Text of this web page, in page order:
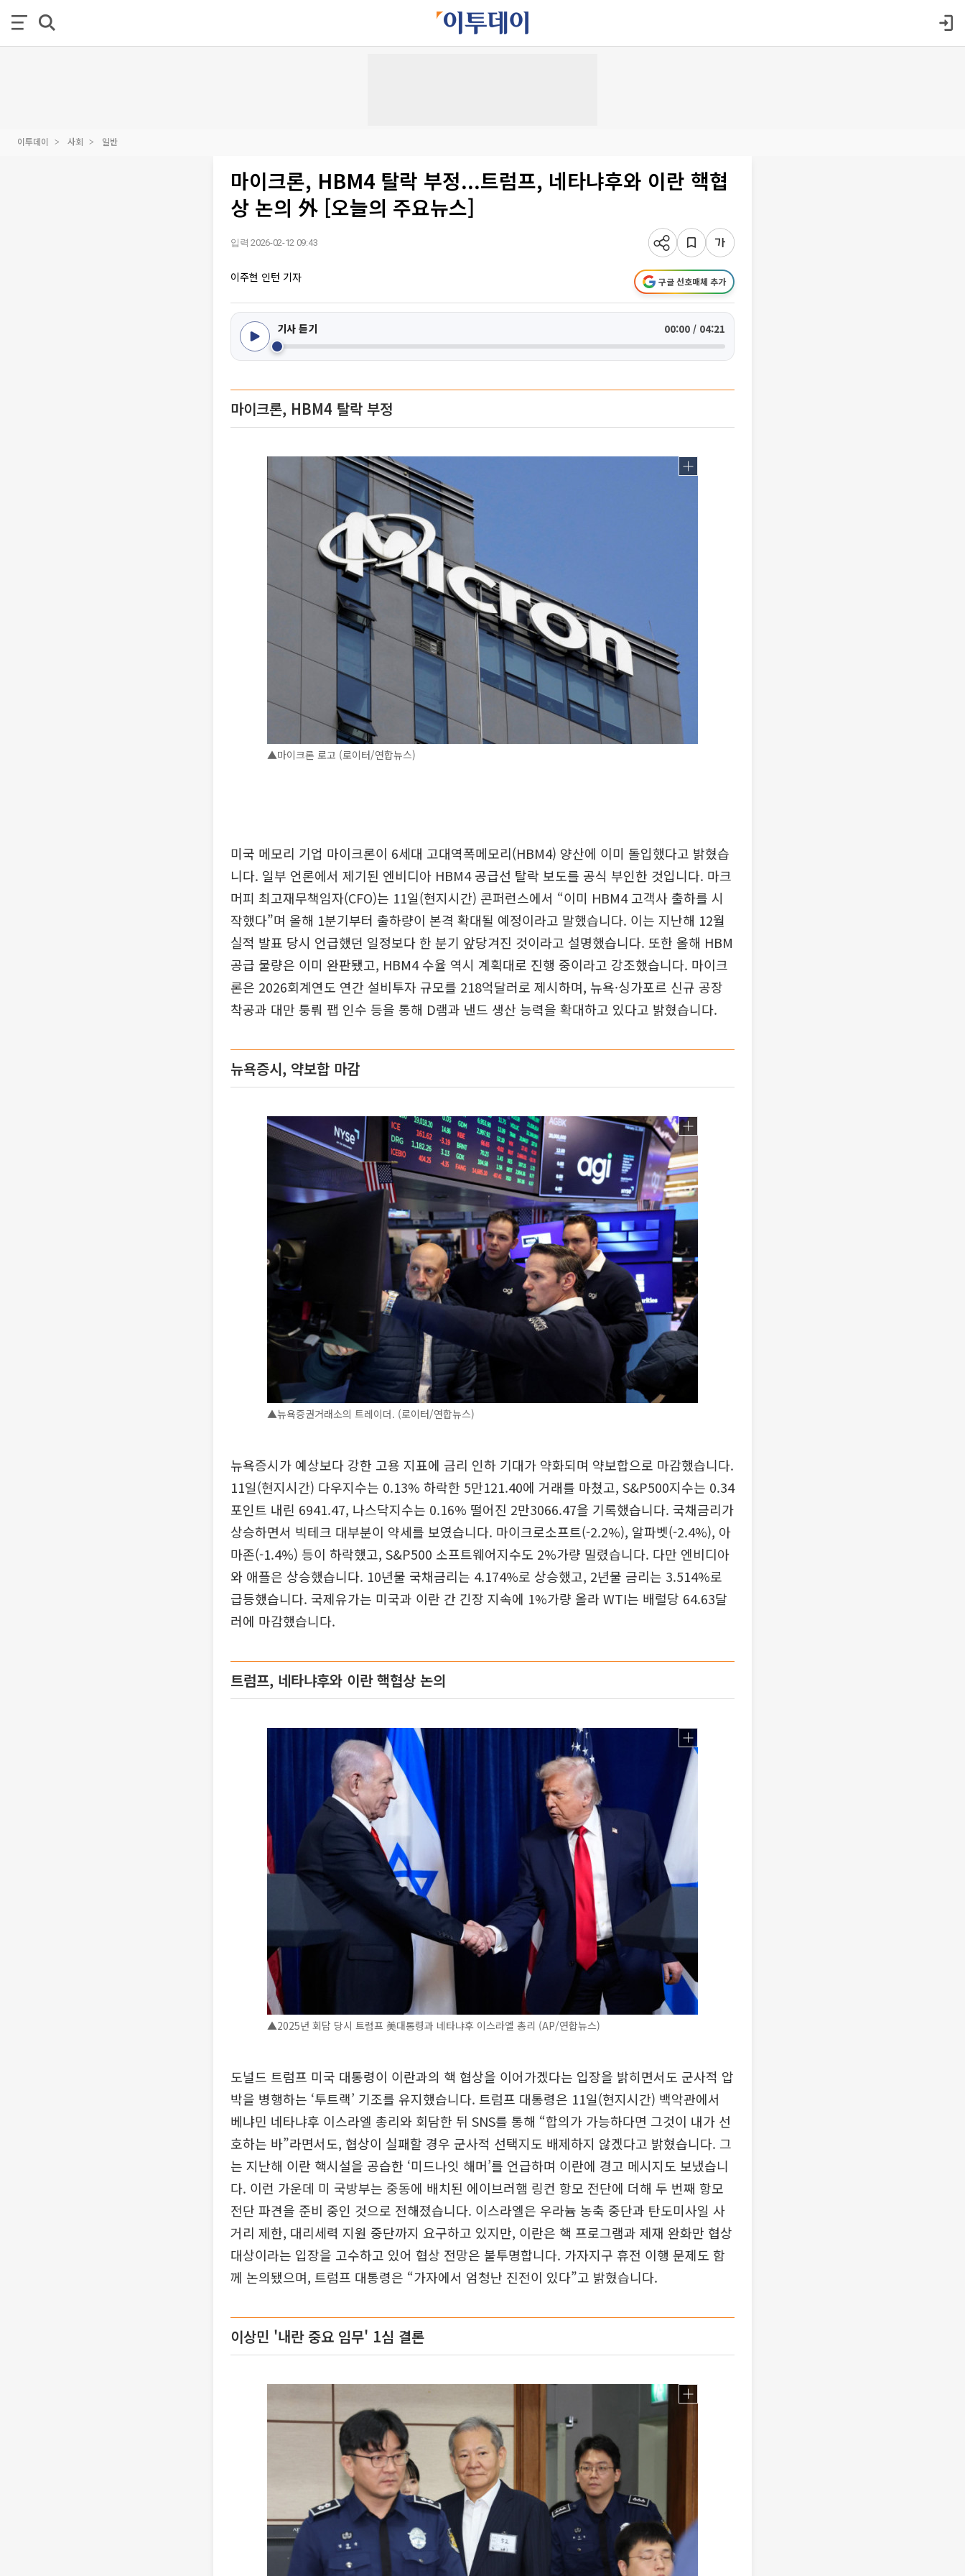
이투데이 사회 일반
마이크론, HBM4 탈락 부정...트럼프, 네타냐후와 이란 핵협
상 논의 外 [오늘의 주요뉴스]
입력 2026-02-12 09:43
이주현 인턴 기자 구글 선호매체 추가
기사 듣기 00:00 / 04:21
마이크론, HBM4 탈락 부정
▲마이크론 로고 (로이터/연합뉴스)
미국 메모리 기업 마이크론이 6세대 고대역폭메모리(HBM4) 양산에 이미 돌입했다고 밝혔습
니다. 일부 언론에서 제기된 엔비디아 HBM4 공급선 탈락 보도를 공식 부인한 것입니다. 마크
머피 최고재무책임자(CFO)는 11일(현지시간) 콘퍼런스에서 “이미 HBM4 고객사 출하를 시
작했다”며 올해 1분기부터 출하량이 본격 확대될 예정이라고 말했습니다. 이는 지난해 12월
실적 발표 당시 언급했던 일정보다 한 분기 앞당겨진 것이라고 설명했습니다. 또한 올해 HBM
공급 물량은 이미 완판됐고, HBM4 수율 역시 계획대로 진행 중이라고 강조했습니다. 마이크
론은 2026회계연도 연간 설비투자 규모를 218억달러로 제시하며, 뉴욕·싱가포르 신규 공장
착공과 대만 퉁뤄 팹 인수 등을 통해 D램과 낸드 생산 능력을 확대하고 있다고 밝혔습니다.
뉴욕증시, 약보합 마감
▲뉴욕증권거래소의 트레이더. (로이터/연합뉴스)
뉴욕증시가 예상보다 강한 고용 지표에 금리 인하 기대가 약화되며 약보합으로 마감했습니다.
11일(현지시간) 다우지수는 0.13% 하락한 5만121.40에 거래를 마쳤고, S&P500지수는 0.34
포인트 내린 6941.47, 나스닥지수는 0.16% 떨어진 2만3066.47을 기록했습니다. 국채금리가
상승하면서 빅테크 대부분이 약세를 보였습니다. 마이크로소프트(-2.2%), 알파벳(-2.4%), 아
마존(-1.4%) 등이 하락했고, S&P500 소프트웨어지수도 2%가량 밀렸습니다. 다만 엔비디아
와 애플은 상승했습니다. 10년물 국채금리는 4.174%로 상승했고, 2년물 금리는 3.514%로
급등했습니다. 국제유가는 미국과 이란 간 긴장 지속에 1%가량 올라 WTI는 배럴당 64.63달
러에 마감했습니다.
트럼프, 네타냐후와 이란 핵협상 논의
▲2025년 회담 당시 트럼프 美대통령과 네타냐후 이스라엘 총리 (AP/연합뉴스)
도널드 트럼프 미국 대통령이 이란과의 핵 협상을 이어가겠다는 입장을 밝히면서도 군사적 압
박을 병행하는 ‘투트랙’ 기조를 유지했습니다. 트럼프 대통령은 11일(현지시간) 백악관에서
베냐민 네타냐후 이스라엘 총리와 회담한 뒤 SNS를 통해 “합의가 가능하다면 그것이 내가 선
호하는 바”라면서도, 협상이 실패할 경우 군사적 선택지도 배제하지 않겠다고 밝혔습니다. 그
는 지난해 이란 핵시설을 공습한 ‘미드나잇 해머’를 언급하며 이란에 경고 메시지도 보냈습니
다. 이런 가운데 미 국방부는 중동에 배치된 에이브러햄 링컨 항모 전단에 더해 두 번째 항모
전단 파견을 준비 중인 것으로 전해졌습니다. 이스라엘은 우라늄 농축 중단과 탄도미사일 사
거리 제한, 대리세력 지원 중단까지 요구하고 있지만, 이란은 핵 프로그램과 제재 완화만 협상
대상이라는 입장을 고수하고 있어 협상 전망은 불투명합니다. 가자지구 휴전 이행 문제도 함
께 논의됐으며, 트럼프 대통령은 “가자에서 엄청난 진전이 있다”고 밝혔습니다.
이상민 '내란 중요 임무' 1심 결론